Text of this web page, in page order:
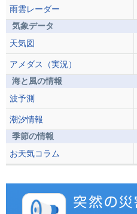
雨雲レーダー
気象データ
天気図
アメダス（実況）
海と風の情報
波予測
潮汐情報
季節の情報
お天気コラム